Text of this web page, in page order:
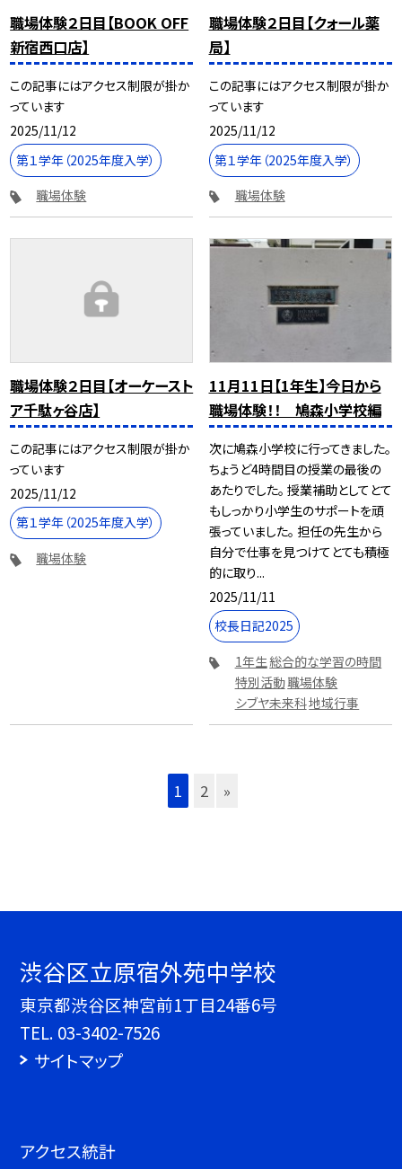
職場体験２日目【BOOK OFF
新宿西口店】
この記事にはアクセス制限が掛か
っています
2025/11/12
第１学年（2025年度入学）
職場体験
職場体験２日目【クォール薬
局】
この記事にはアクセス制限が掛か
っています
2025/11/12
第１学年（2025年度入学）
職場体験
職場体験２日目【オーケースト
ア千駄ヶ谷店】
この記事にはアクセス制限が掛か
っています
2025/11/12
第１学年（2025年度入学）
職場体験
11月11日【1年生】今日から
職場体験！！ 鳩森小学校編
次に鳩森小学校に行ってきました。
ちょうど4時間目の授業の最後の
あたりでした。 授業補助としてとて
もしっかり小学生のサポートを頑
張っていました。 担任の先生から
自分で仕事を見つけてとても積極
的に取り...
2025/11/11
校長日記2025
1年生総合的な学習の時間
特別活動職場体験
シブヤ未来科地域行事
1 2 »
渋谷区立原宿外苑中学校
東京都渋谷区神宮前1丁目24番6号
TEL. 03-3402-7526
サイトマップ
アクセス統計